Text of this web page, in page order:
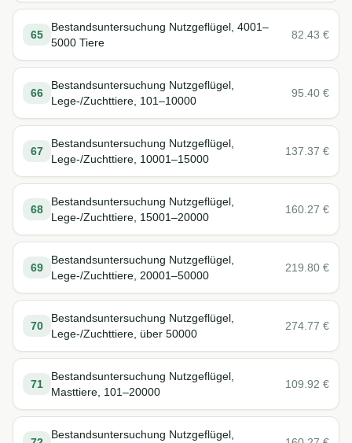
65
Bestandsuntersuchung Nutzgeflügel, 4001–
5000 Tiere
82.43 €
66
Bestandsuntersuchung Nutzgeflügel,
Lege-/Zuchttiere, 101–10000
95.40 €
67
Bestandsuntersuchung Nutzgeflügel,
Lege-/Zuchttiere, 10001–15000
137.37 €
68
Bestandsuntersuchung Nutzgeflügel,
Lege-/Zuchttiere, 15001–20000
160.27 €
69
Bestandsuntersuchung Nutzgeflügel,
Lege-/Zuchttiere, 20001–50000
219.80 €
70
Bestandsuntersuchung Nutzgeflügel,
Lege-/Zuchttiere, über 50000
274.77 €
71
Bestandsuntersuchung Nutzgeflügel,
Masttiere, 101–20000
109.92 €
Bestandsuntersuchung Nutzgeflügel,